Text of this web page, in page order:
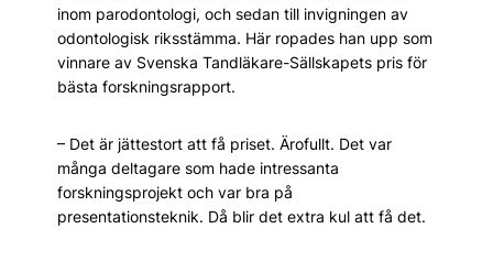
inom parodontologi, och sedan till invigningen av
odontologisk riksstämma. Här ropades han upp som
vinnare av Svenska Tandläkare-Sällskapets pris för
bästa forskningsrapport.
– Det är jättestort att få priset. Ärofullt. Det var
många deltagare som hade intressanta
forskningsprojekt och var bra på
presentationsteknik. Då blir det extra kul att få det.